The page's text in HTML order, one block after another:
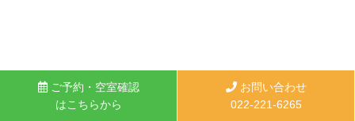
ご予約・空室確認
はこちらから
お問い合わせ
022-221-6265